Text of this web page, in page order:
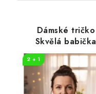
Dámské tričko
Skvělá babička
2 + 1